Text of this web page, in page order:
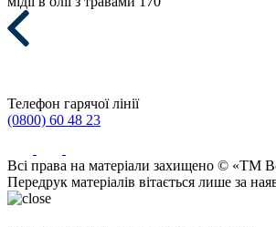
Телефон гарячої лінії
(0800) 60 48 23
Всі права на матеріали захищено © «ТМ
Передрук матеріалів вітається лише за